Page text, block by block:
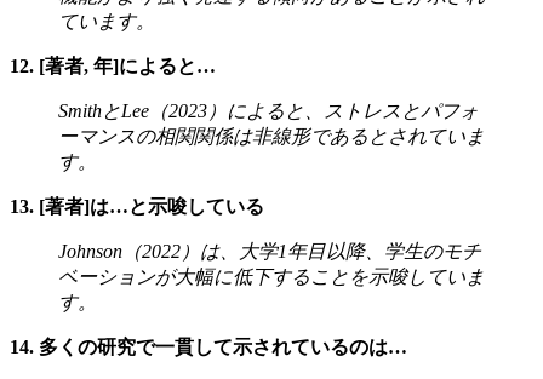
ています。
12. [著者, 年]によると…
SmithとLee（2023）によると、ストレスとパフォ
ーマンスの相関関係は非線形であるとされていま
す。
13. [著者]は…と示唆している
Johnson（2022）は、大学1年目以降、学生のモチ
ベーションが大幅に低下することを示唆していま
す。
14. 多くの研究で一貫して示されているのは…